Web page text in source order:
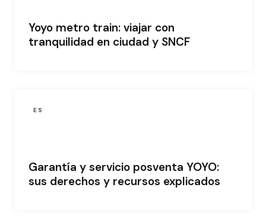
Yoyo metro train: viajar con
tranquilidad en ciudad y SNCF
ES
Garantía y servicio posventa YOYO:
sus derechos y recursos explicados